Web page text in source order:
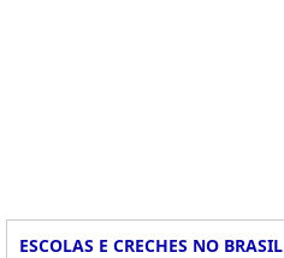
ESCOLAS E CRECHES NO BRASIL